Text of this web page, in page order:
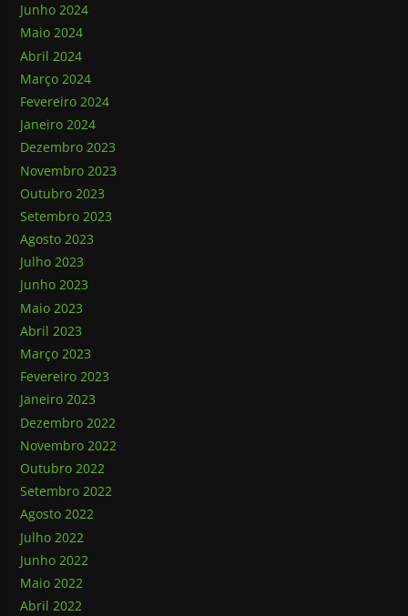
Junho 2024
Maio 2024
Abril 2024
Março 2024
Fevereiro 2024
Janeiro 2024
Dezembro 2023
Novembro 2023
Outubro 2023
Setembro 2023
Agosto 2023
Julho 2023
Junho 2023
Maio 2023
Abril 2023
Março 2023
Fevereiro 2023
Janeiro 2023
Dezembro 2022
Novembro 2022
Outubro 2022
Setembro 2022
Agosto 2022
Julho 2022
Junho 2022
Maio 2022
Abril 2022